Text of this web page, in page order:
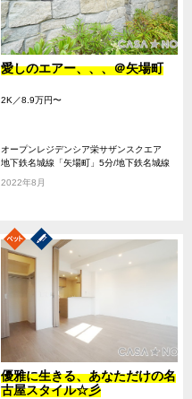
愛しのエアー、、、＠矢場町
2K／8.9万円〜
オープンレジデンシア栄サザンスクエア
（オープンレジデンシアサカエサザンスク
エア）
地下鉄名城線「矢場町」5分/地下鉄名城線
「上前津」8分/地下鉄鶴舞線「上前津」8分
2022年8月
優雅に生きる、あなただけの名
古屋スタイル☆彡